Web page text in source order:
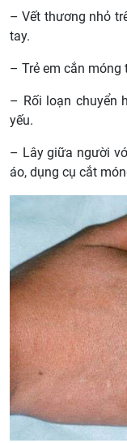
– Vết thương nhỏ
tay.
– Trẻ em cắn móng
– Rối loạn chuyển
yếu.
– Lây giữa người
áo, dụng cụ cắt